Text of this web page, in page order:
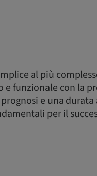
al più
funzionale con la
e una
per il